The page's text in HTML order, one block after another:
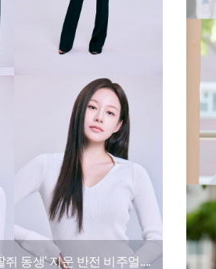
동생' 지운 반전 비주얼....